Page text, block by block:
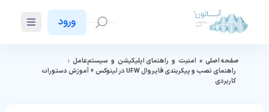
ورود
صفحه اصلی » امنیت و راهنمای اپلیکیشن و سیستم‌عامل :
راهنمای نصب و پیکربندی فایروال UFW در لینوکس + آموزش دستورات
کاربردی